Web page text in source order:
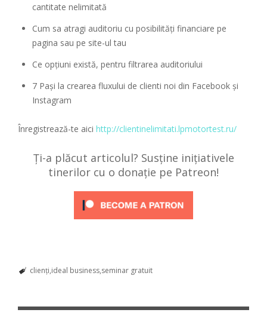
cantitate nelimitată
Cum sa atragi auditoriu cu posibilităţi financiare pe
pagina sau pe site-ul tau
Ce opţiuni există, pentru filtrarea auditoriului
7 Paşi la crearea fluxului de clienti noi din Facebook şi
Instagram
Înregistrează-te aici http://clientinelimitati.lpmotortest.ru/
Ți-a plăcut articolul? Susține inițiativele
tinerilor cu o donație pe Patreon!
clienți ideal business seminar gratuit